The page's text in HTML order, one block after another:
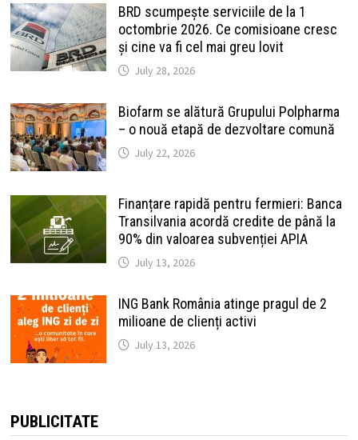
BRD scumpește serviciile de la 1
octombrie 2026. Ce comisioane cresc
și cine va fi cel mai greu lovit
July 28, 2026
Biofarm se alătură Grupului Polpharma
– o nouă etapă de dezvoltare comună
July 22, 2026
Finanțare rapidă pentru fermieri: Banca
Transilvania acordă credite de până la
90% din valoarea subvenției APIA
July 13, 2026
ING Bank România atinge pragul de 2
milioane de clienți activi
July 13, 2026
PUBLICITATE